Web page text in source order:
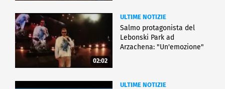
02:02
ULTIME NOTIZIE
Salmo protagonista del
Lebonski Park ad
Arzachena: "Un'emozione"
ULTIME NOTIZIE